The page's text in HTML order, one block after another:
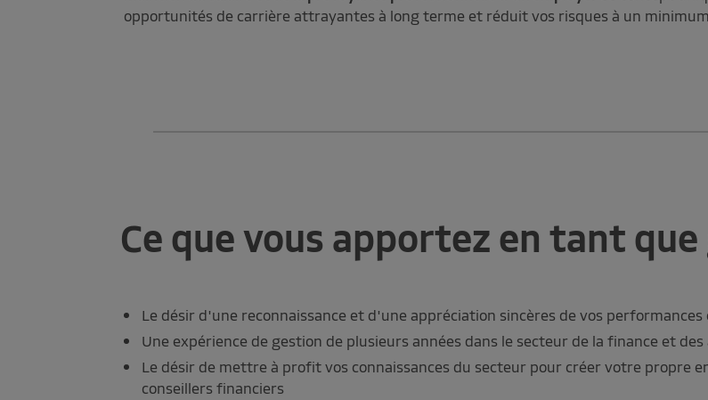
opportunités de carrière attrayantes à long terme et réduit vos risques à un
Ce que vous apportez en tant
Le désir d'une reconnaissance et d'une appréciation sincères de vos performances
Une expérience de gestion de plusieurs années dans le secteur de la finance et des
Le désir de mettre à profit vos connaissances du secteur pour créer votre propre
conseillers financiers